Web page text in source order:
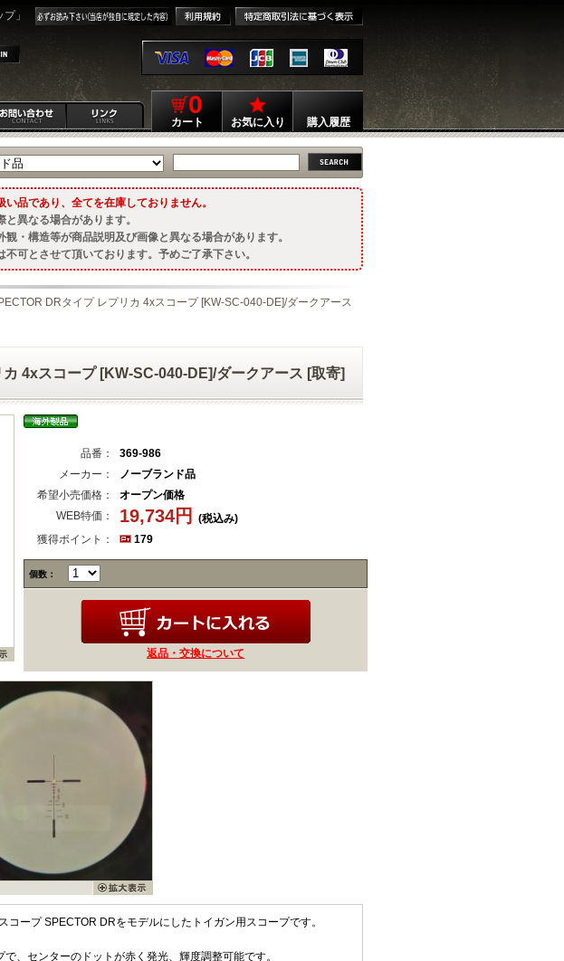
」
0
カート お気に入り 購入履歴
品であり、全てを在庫しておりません。
異なる場合があります。
・構造等が商品説明及び画像と異なる場合があります。
可とさせて頂いております。予めご了承下さい。
DRタイプ レプリカ 4xスコープ [KW-SC-040-DE]/ダークアース
4xスコープ [KW-SC-040-DE]/ダークアース [取寄]
品番：
369-986
メーカー：
ノーブランド品
希望小売価格：
オープン価格
WEB特価：
19,734円
(税込み)
獲得ポイント：
179
個数：
返品・交換について
ープ SPECTOR DRをモデルにしたトイガン用スコープです。
、センターのドットが赤く発光、輝度調整可能です。